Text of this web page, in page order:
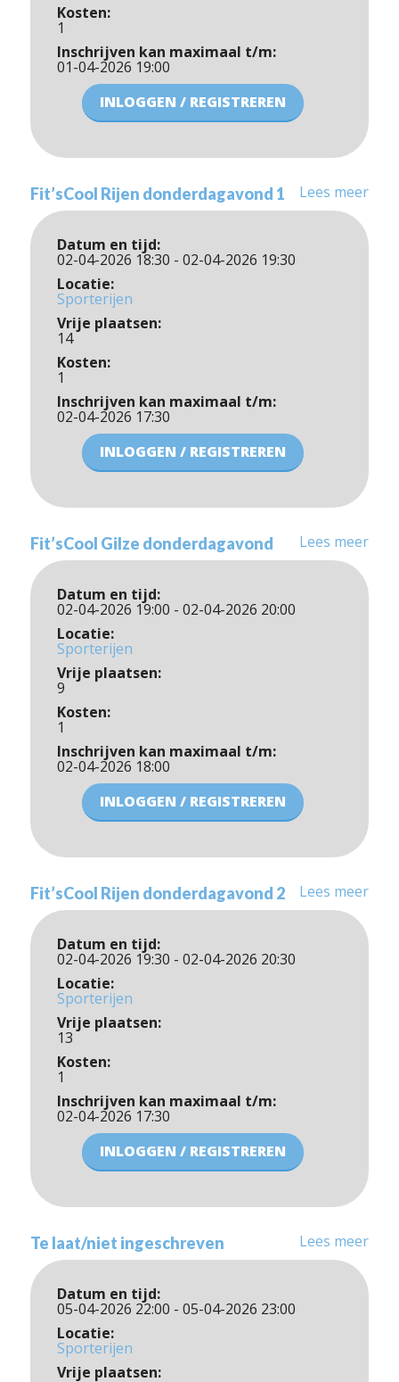
Kosten:
1
Inschrijven kan maximaal t/m:
01-04-2026 19:00
INLOGGEN / REGISTREREN
Fit’sCool Rijen donderdagavond 1 Lees meer
Datum en tijd:
02-04-2026 18:30 - 02-04-2026 19:30
Locatie:
Sporterijen
Vrije plaatsen:
14
Kosten:
1
Inschrijven kan maximaal t/m:
02-04-2026 17:30
INLOGGEN / REGISTREREN
Fit’sCool Gilze donderdagavond Lees meer
Datum en tijd:
02-04-2026 19:00 - 02-04-2026 20:00
Locatie:
Sporterijen
Vrije plaatsen:
9
Kosten:
1
Inschrijven kan maximaal t/m:
02-04-2026 18:00
INLOGGEN / REGISTREREN
Fit’sCool Rijen donderdagavond 2 Lees meer
Datum en tijd:
02-04-2026 19:30 - 02-04-2026 20:30
Locatie:
Sporterijen
Vrije plaatsen:
13
Kosten:
1
Inschrijven kan maximaal t/m:
02-04-2026 17:30
INLOGGEN / REGISTREREN
Te laat/niet ingeschreven Lees meer
Datum en tijd:
05-04-2026 22:00 - 05-04-2026 23:00
Locatie:
Sporterijen
Vrije plaatsen: